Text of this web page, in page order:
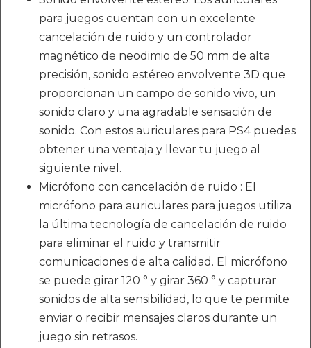
para juegos cuentan con un excelente
cancelación de ruido y un controlador
magnético de neodimio de 50 mm de alta
precisión, sonido estéreo envolvente 3D que
proporcionan un campo de sonido vivo, un
sonido claro y una agradable sensación de
sonido. Con estos auriculares para PS4 puedes
obtener una ventaja y llevar tu juego al
siguiente nivel.
Micrófono con cancelación de ruido : El
micrófono para auriculares para juegos utiliza
la última tecnología de cancelación de ruido
para eliminar el ruido y transmitir
comunicaciones de alta calidad. El micrófono
se puede girar 120 ° y girar 360 ° y capturar
sonidos de alta sensibilidad, lo que te permite
enviar o recibir mensajes claros durante un
juego sin retrasos.